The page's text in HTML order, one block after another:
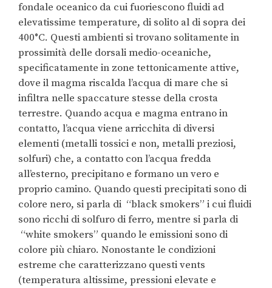
fondale oceanico da cui fuoriescono fluidi ad
elevatissime temperature, di solito al di sopra dei
400°C. Questi ambienti si trovano solitamente in
prossimità delle dorsali medio-oceaniche,
specificatamente in zone tettonicamente attive,
dove il magma riscalda l’acqua di mare che si
infiltra nelle spaccature stesse della crosta
terrestre. Quando acqua e magma entrano in
contatto, l’acqua viene arricchita di diversi
elementi (metalli tossici e non, metalli preziosi,
solfuri) che, a contatto con l’acqua fredda
all’esterno, precipitano e formano un vero e
proprio camino. Quando questi precipitati sono di
colore nero, si parla di “black smokers” i cui fluidi
sono ricchi di solfuro di ferro, mentre si parla di
“white smokers” quando le emissioni sono di
colore più chiaro. Nonostante le condizioni
estreme che caratterizzano questi vents
(temperatura altissime, pressioni elevate e